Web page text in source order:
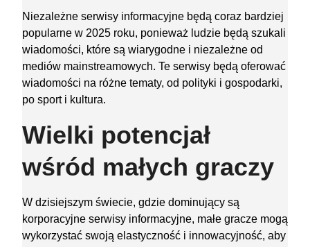
Niezależne serwisy informacyjne będą coraz bardziej
popularne w 2025 roku, ponieważ ludzie będą szukali
wiadomości, które są wiarygodne i niezależne od
mediów mainstreamowych. Te serwisy będą oferować
wiadomości na różne tematy, od polityki i gospodarki,
po sport i kultura.
Wielki potencjał
wśród małych graczy
W dzisiejszym świecie, gdzie dominujący są
korporacyjne serwisy informacyjne, małe gracze mogą
wykorzystać swoją elastyczność i innowacyjność, aby